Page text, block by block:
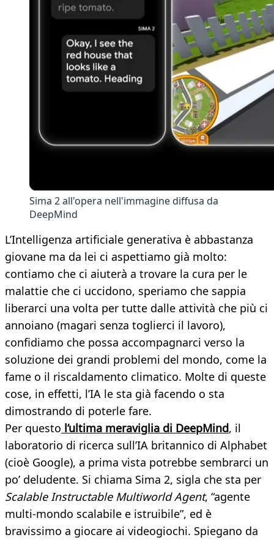
Sima 2 all'opera nell'immagine diffusa da
DeepMind
L’Intelligenza artificiale generativa è abbastanza
giovane ma da lei ci aspettiamo già molto:
contiamo che ci aiuterà a trovare la cura per le
malattie che ci uccidono, speriamo che sappia
liberarci una volta per tutte dalle attività che più ci
annoiano (magari senza toglierci il lavoro),
confidiamo che possa accompagnarci verso la
soluzione dei grandi problemi del mondo, come la
fame o il riscaldamento climatico. Molte di queste
cose, in effetti, l’IA le sta già facendo o sta
dimostrando di poterle fare.
Per questo l’ultima meraviglia di DeepMind, il
laboratorio di ricerca sull’IA britannico di Alphabet
(cioè Google), a prima vista potrebbe sembrarci un
po’ deludente. Si chiama Sima 2, sigla che sta per
Scalable Instructable Multiworld Agent, “agente
multi-mondo scalabile e istruibile”, ed è
bravissimo a giocare ai videogiochi. Spiegano da